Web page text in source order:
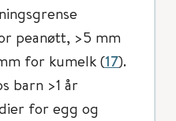
peanøtt, >5 mm
for kumelk (17).
barn >1 år
for egg og